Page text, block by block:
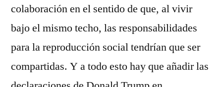
colaboración en el sentido de que, al vivir
bajo el mismo techo, las responsabilidades
para la reproducción social tendrían que ser
compartidas. Y a todo esto hay que añadir las